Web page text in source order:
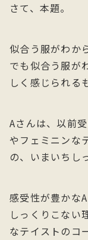
さて、本題。
似合う服がわか
でも似合う服が
しく感じられる
Aさんは、以前
やフェミニンな
の、いまいちし
感受性が豊かなA
しっくりこない
なテイストのコ